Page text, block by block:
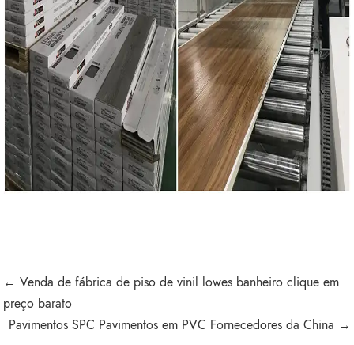
← Venda de fábrica de piso de vinil lowes banheiro clique em
preço barato
Pavimentos SPC Pavimentos em PVC Fornecedores da China →